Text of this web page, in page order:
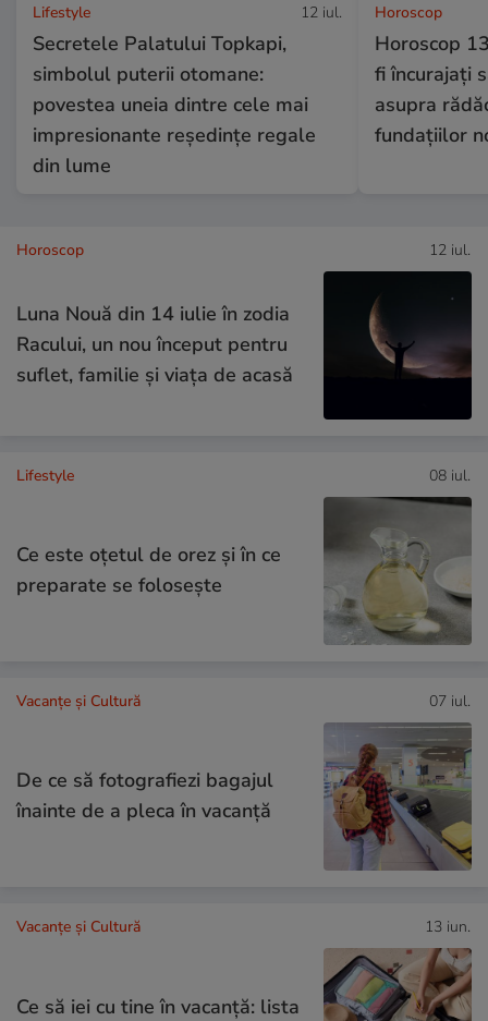
Lifestyle 12 iul.
Secretele Palatului Topkapi,
simbolul puterii otomane:
povestea uneia dintre cele mai
impresionante reședințe regale
din lume
Horoscop
Horoscop
fi încurajați
asupra
fundațiilor
Horoscop 12 iul.
Luna Nouă din 14 iulie în zodia
Racului, un nou început pentru
suflet, familie și viața de acasă
Lifestyle 08 iul.
Ce este oțetul de orez și în ce
preparate se folosește
Vacanțe și Cultură 07 iul.
De ce să fotografiezi bagajul
înainte de a pleca în vacanță
Vacanțe și Cultură 13 iun.
Ce să iei cu tine în vacanță: lista